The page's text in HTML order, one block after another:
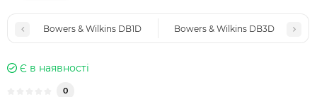
Bowers & Wilkins DB1D Bowers & Wilkins DB3D
Є в наявності
0